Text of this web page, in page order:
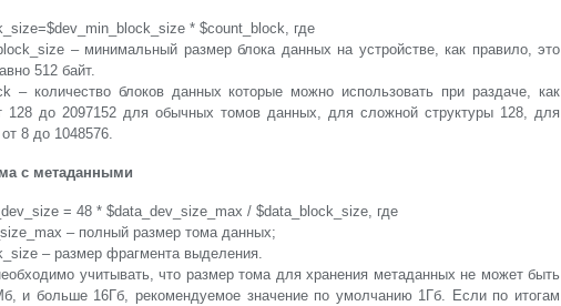
* $count_block, где
– минимальный размер блока данных на устройстве, как правило, это
512 байт.
– количество блоков данных которые можно использовать при раздаче, как
128 до 2097152 для обычных томов данных, для сложной структуры 128, для
8 до 1048576.
с метаданными
= 48 * $data_dev_size_max / $data_block_size, где
– полный размер тома данных;
– размер фрагмента выделения.
учитывать, что размер тома для хранения метаданных не может быть
и больше 16Гб, рекомендуемое значение по умолчанию 1Гб. Если по итогам